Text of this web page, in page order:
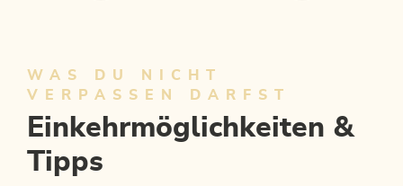
WAS DU NICHT
VERPASSEN DARFST
Einkehrmöglichkeiten &
Tipps